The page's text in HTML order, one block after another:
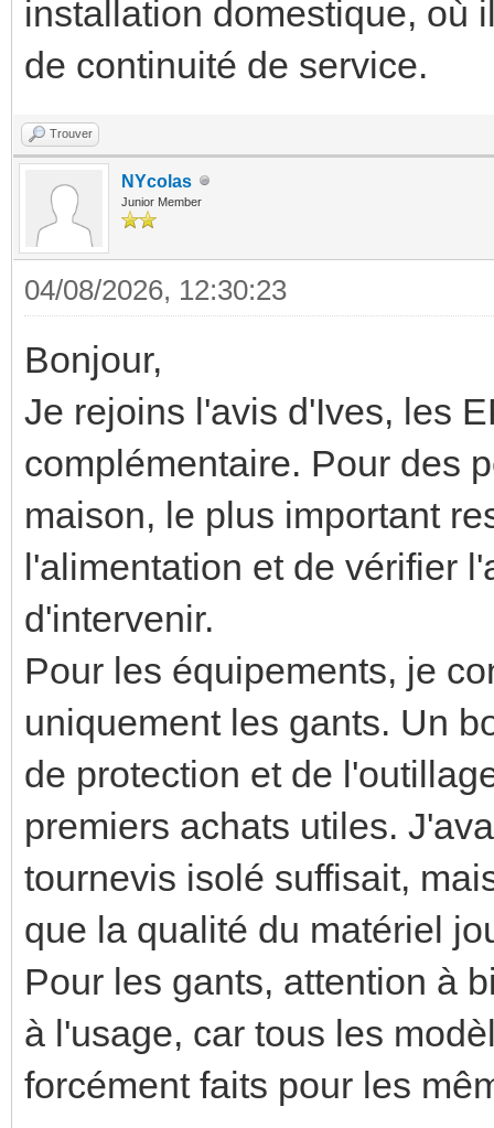
installation domestique, où
de continuité de service.
Trouver
NYcolas
Junior Member
04/08/2026, 12:30:23
Bonjour,
Je rejoins l'avis d'Ives, les
complémentaire. Pour des
maison, le plus important
l'alimentation et de vérifier
d'intervenir.
Pour les équipements, je
uniquement les gants. Un
de protection et de
premiers achats utiles.
tournevis isolé suffisait,
que la qualité du matériel
Pour les gants, attention à
à l'usage, car tous les
forcément faits pour les